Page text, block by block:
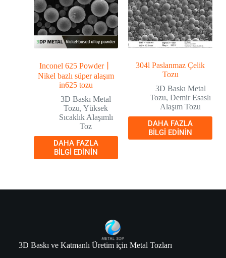
Inconel 625 Powder丨
Nikel bazlı süper alaşım
in625 tozu
3D Baskı Metal
Tozu,Yüksek
Sıcaklık Alaşımlı
Toz
DAHA FAZLA
BILGI EDININ
304l Paslanmaz Çelik
Tozu
3D Baskı Metal
Tozu,Demir Esaslı
Alaşım Tozu
DAHA FAZLA
BILGI EDININ
3D Baskı ve Katmanlı Üretim için Metal Tozları